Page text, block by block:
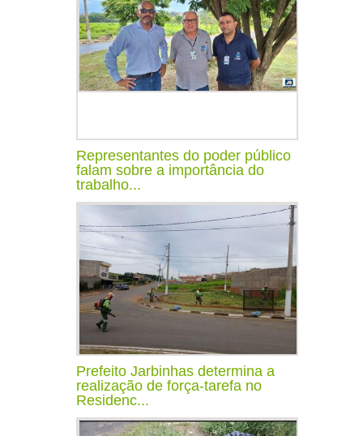
Representantes do poder público
falam sobre a importância do
trabalho...
Prefeito Jarbinhas determina a
realização de força-tarefa no
Residenc...